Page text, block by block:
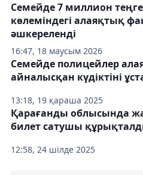
16:47, 18 маусым 2026
Семейде 7 миллион теңге
көлеміндегі алаяқтық
әшкереленді
13:18, 19 қараша 2025
Семейде полицейлер
айналысқан күдіктіні
12:58, 24 шілде 2025
Қарағанды облысында
билет сатушы